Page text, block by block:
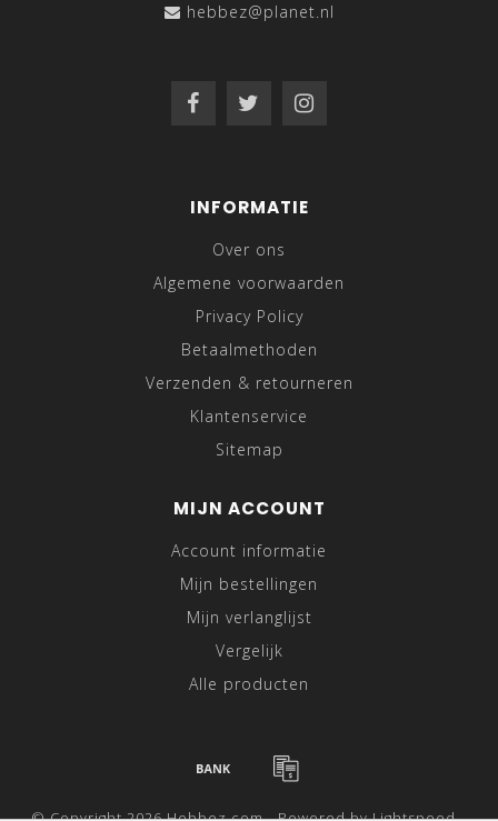
hebbez@planet.nl
INFORMATIE
Over ons
Algemene voorwaarden
Privacy Policy
Betaalmethoden
Verzenden & retourneren
Klantenservice
Sitemap
MIJN ACCOUNT
Account informatie
Mijn bestellingen
Mijn verlanglijst
Vergelijk
Alle producten